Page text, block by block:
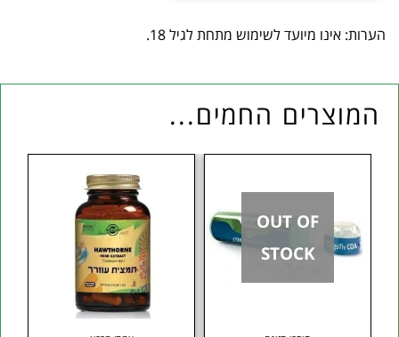
הערות: אינו מיועד לשימוש מתחת לגיל 18.
המוצרים החמים...
OUT OF
STOCK